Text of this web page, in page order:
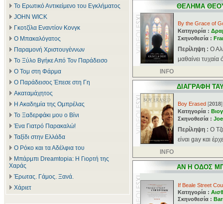
Το Ερωτικό Αντικείμενο του Εγκλήματος
JOHN WICK
Γκοτζίλα Εναντίον Κονγκ
Ο Μπακαλόγατος
Παραμονή Χριστουγέννων
Το Ξύλο Βγήκε Από Τον Παράδεισο
Ο Τομ στη Φάρμα
Ο Παράδεισος Έπεσε στη Γη
Ακαταμάχητος
Η Ακαδημία της Ομπρέλας
Το Ξαδερφάκι μου ο Βίνι
Ένα Γιατρό Παρακαλώ!
Ταξίδι στην Ελλάδα
Ο Ρόκο και τα Αδέλφια του
Μπάρμπι Dreamtopia: Η Γιορτή της
Χαράς
Έρωτας. Γάμος. Ξανά.
Χάριετ
ΘΕΛΗΜΑ
By the Grace of
Κατηγορία :
Σκηνοθεσία :
Περίληψη : Ο
μαθαίνει τυχαία
INFO
ΔΙΑΓΡΑΦΗ
Boy Erased [2018]
Κατηγορία :
Σκηνοθεσία :
Περίληψη : Ο
είναι gay και
INFO
ΑΝ Η ΟΔΟΣ
If Beale Street
Κατηγορία :
Σκηνοθεσία :